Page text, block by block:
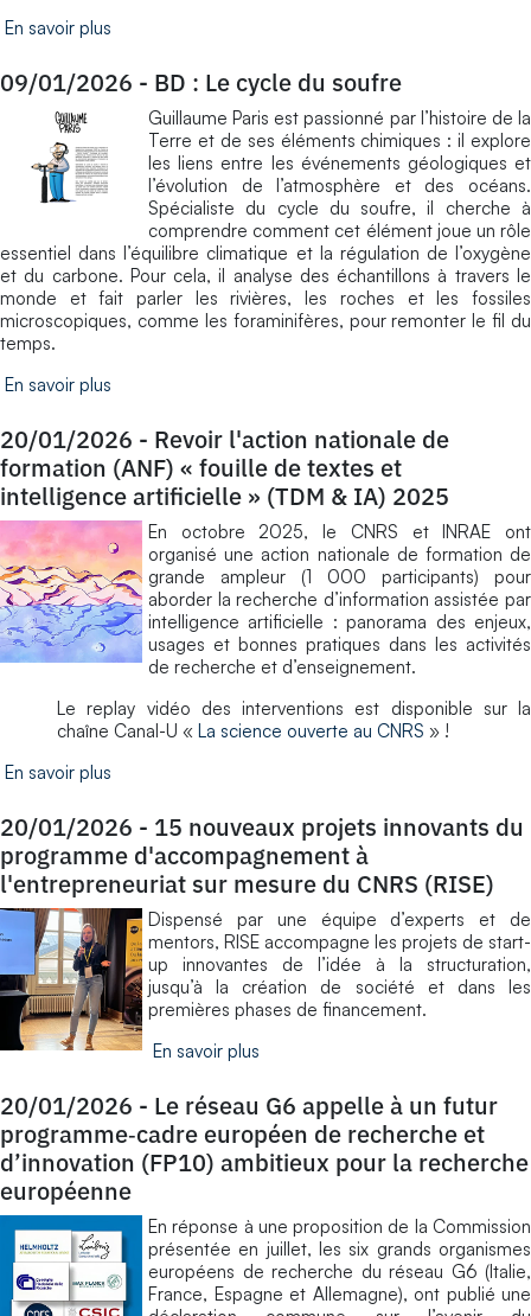
En savoir plus
09/01/2026 - BD : Le cycle du soufre
Guillaume Paris est passionné par l’histoire de la
Terre et de ses éléments chimiques : il explore
les liens entre les événements géologiques et
l’évolution de l’atmosphère et des océans.
Spécialiste du cycle du soufre, il cherche à
comprendre comment cet élément joue un rôle
essentiel dans l’équilibre climatique et la régulation de l’oxygène
et du carbone. Pour cela, il analyse des échantillons à travers le
monde et fait parler les rivières, les roches et les fossiles
microscopiques, comme les foraminifères, pour remonter le fil du
temps.
En savoir plus
20/01/2026 - Revoir l'action nationale de
formation (ANF) « fouille de textes et
intelligence artificielle » (TDM & IA) 2025
En octobre 2025, le CNRS et INRAE ont
organisé une action nationale de formation de
grande ampleur (1 000 participants) pour
aborder la recherche d’information assistée par
intelligence artificielle : panorama des enjeux,
usages et bonnes pratiques dans les activités
de recherche et d’enseignement.
Le replay vidéo des interventions est disponible sur la
chaîne Canal-U « La science ouverte au CNRS » !
En savoir plus
20/01/2026 - 15 nouveaux projets innovants du
programme d'accompagnement à
l'entrepreneuriat sur mesure du CNRS (RISE)
Dispensé par une équipe d’experts et de
mentors, RISE accompagne les projets de start-
up innovantes de l’idée à la structuration,
jusqu’à la création de société et dans les
premières phases de financement.
En savoir plus
20/01/2026 - Le réseau G6 appelle à un futur
programme‑cadre européen de recherche et
d’innovation (FP10) ambitieux pour la recherche
européenne
En réponse à une proposition de la Commission
présentée en juillet, les six grands organismes
européens de recherche du réseau G6 (Italie,
France, Espagne et Allemagne), ont publié une